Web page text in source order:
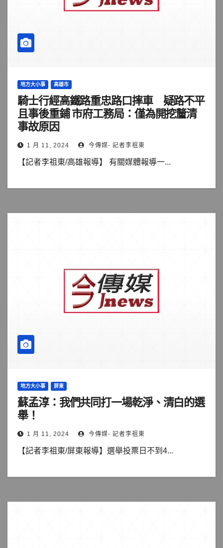
地方大小事 高雄市
騎士行經高鐵路重忠路口摔車 疑路不平
且事後重鋪 市府工務局：僅為開挖釐清
事故原因
1 月 11, 2024 今傳媒- 記者李祖東
【記者李祖東/高雄報導】 有關媒體報導一...
地方大小事 屏東
蘇孟淳：我們共同打一場乾淨、清白的選
舉！
1 月 11, 2024 今傳媒- 記者李祖東
【記者李祖東/屏東報導】選舉投票日不到4...